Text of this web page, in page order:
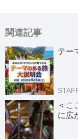
関連記事
テー
＜こ
に広